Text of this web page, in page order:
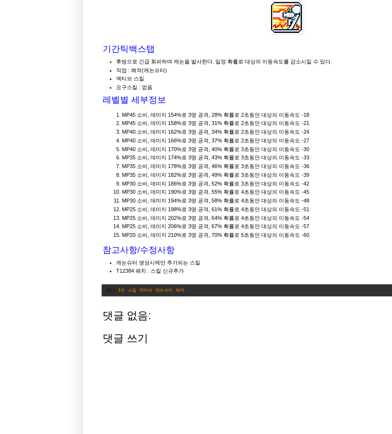
기간틱백스탭
후방으로 긴급 회피하며 캐논을 발사한다. 일정 확률로 대상의 이동속도를 감소시킬 수 있다.
직업 : 해적(캐논슈터)
액티브 스킬
요구스킬 : 없음
레벨별 세부정보
MP45 소비, 데미지 154%로 3명 공격, 28% 확률로 2초동안 대상의 이동속도 -18
MP45 소비, 데미지 158%로 3명 공격, 31% 확률로 2초동안 대상의 이동속도 -21
MP40 소비, 데미지 162%로 3명 공격, 34% 확률로 2초동안 대상의 이동속도 -24
MP40 소비, 데미지 166%로 3명 공격, 37% 확률로 2초동안 대상의 이동속도 -27
MP40 소비, 데미지 170%로 3명 공격, 40% 확률로 3초동안 대상의 이동속도 -30
MP35 소비, 데미지 174%로 3명 공격, 43% 확률로 3초동안 대상의 이동속도 -33
MP35 소비, 데미지 178%로 3명 공격, 46% 확률로 3초동안 대상의 이동속도 -36
MP35 소비, 데미지 182%로 3명 공격, 49% 확률로 3초동안 대상의 이동속도 -39
MP30 소비, 데미지 186%로 3명 공격, 52% 확률로 3초동안 대상의 이동속도 -42
MP30 소비, 데미지 190%로 3명 공격, 55% 확률로 4초동안 대상의 이동속도 -45
MP30 소비, 데미지 194%로 3명 공격, 58% 확률로 4초동안 대상의 이동속도 -48
MP25 소비, 데미지 198%로 3명 공격, 61% 확률로 4초동안 대상의 이동속도 -51
MP25 소비, 데미지 202%로 3명 공격, 64% 확률로 4초동안 대상의 이동속도 -54
MP25 소비, 데미지 206%로 3명 공격, 67% 확률로 4초동안 대상의 이동속도 -57
MP20 소비, 데미지 210%로 3명 공격, 70% 확률로 5초동안 대상의 이동속도 -60
참고사항/수정사항
캐논슈터 생성시에만 추가되는 스킬
T12384 패치 : 스킬 신규추가
태그: 1차, 스킬 , 액티브, 캐논슈터 , 해적
댓글 없음:
댓글 쓰기